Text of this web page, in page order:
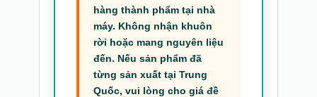
hàng thành phẩm tại nhà
máy. Không nhận khuôn
rời hoặc mang nguyên liệu
đến. Nếu sản phẩm đã
từng sản xuất tại Trung
Quốc, vui lòng cho giá đề